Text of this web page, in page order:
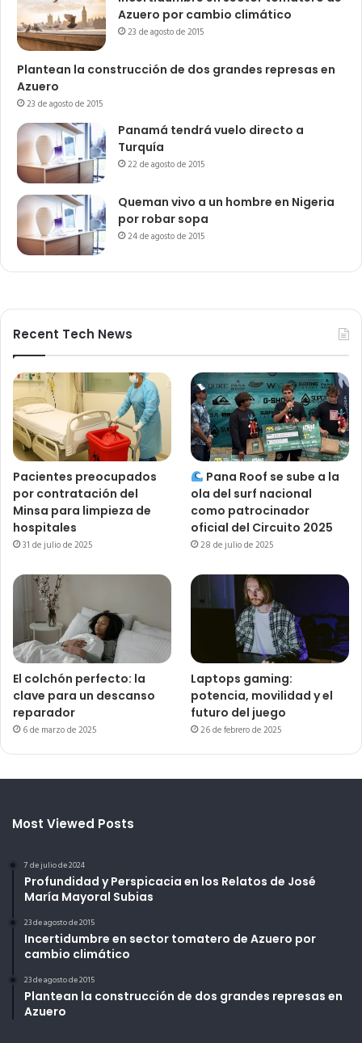
Azuero por cambio climático
23 de agosto de 2015
Plantean la construcción de dos grandes represas en
Azuero
23 de agosto de 2015
Panamá tendrá vuelo directo a
Turquía
22 de agosto de 2015
Queman vivo a un hombre en Nigeria
por robar sopa
24 de agosto de 2015
Recent Tech News
Pacientes preocupados
por contratación del
Minsa para limpieza de
hospitales
31 de julio de 2025
Pana Roof se sube a la
ola del surf nacional
como patrocinador
oficial del Circuito 2025
28 de julio de 2025
El colchón perfecto: la
clave para un descanso
reparador
6 de marzo de 2025
Laptops gaming:
potencia, movilidad y el
futuro del juego
26 de febrero de 2025
Most Viewed Posts
7 de julio de 2024
Profundidad y Perspicacia en los Relatos de José
María Mayoral Subias
23 de agosto de 2015
Incertidumbre en sector tomatero de Azuero por
cambio climático
23 de agosto de 2015
Plantean la construcción de dos grandes represas en
Azuero